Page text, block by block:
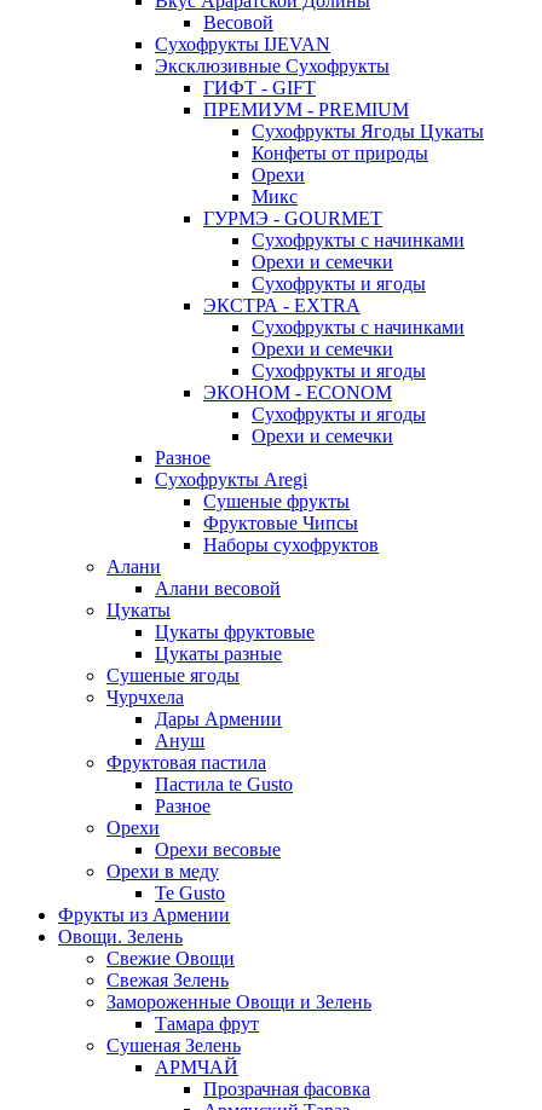
Весовой
Сухофрукты IJEVAN
Эксклюзивные Сухофрукты
ГИФТ - GIFT
ПРЕМИУМ - PREMIUM
Сухофрукты Ягоды Цукаты
Конфеты от природы
Орехи
Микс
ГУРМЭ - GOURMET
Сухофрукты с начинками
Орехи и семечки
Сухофрукты и ягоды
ЭКСТРА - EXTRA
Сухофрукты с начинками
Орехи и семечки
Сухофрукты и ягоды
ЭКОНОМ - ECONOM
Сухофрукты и ягоды
Орехи и семечки
Разное
Сухофрукты Aregi
Сушеные фрукты
Фруктовые Чипсы
Наборы сухофруктов
Алани
Алани весовой
Цукаты
Цукаты фруктовые
Цукаты разные
Сушеные ягоды
Чурчхела
Дары Армении
Ануш
Фруктовая пастила
Пастила te Gusto
Разное
Орехи
Орехи весовые
Орехи в меду
Te Gusto
Фрукты из Армении
Овощи. Зелень
Свежие Овощи
Свежая Зелень
Замороженные Овощи и Зелень
Тамара фрут
Сушеная Зелень
АРМЧАЙ
Прозрачная фасовка